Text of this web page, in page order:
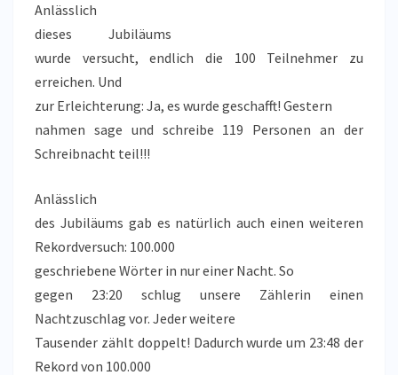
Anlässlich
dieses Jubiläums
wurde versucht, endlich die 100 Teilnehmer zu
erreichen. Und
zur Erleichterung: Ja, es wurde geschafft! Gestern
nahmen sage und schreibe 119 Personen an der
Schreibnacht teil!!!
Anlässlich
des Jubiläums gab es natürlich auch einen weiteren
Rekordversuch: 100.000
geschriebene Wörter in nur einer Nacht. So
gegen 23:20 schlug unsere Zählerin einen
Nachtzuschlag vor. Jeder weitere
Tausender zählt doppelt! Dadurch wurde um 23:48 der
Rekord von 100.000